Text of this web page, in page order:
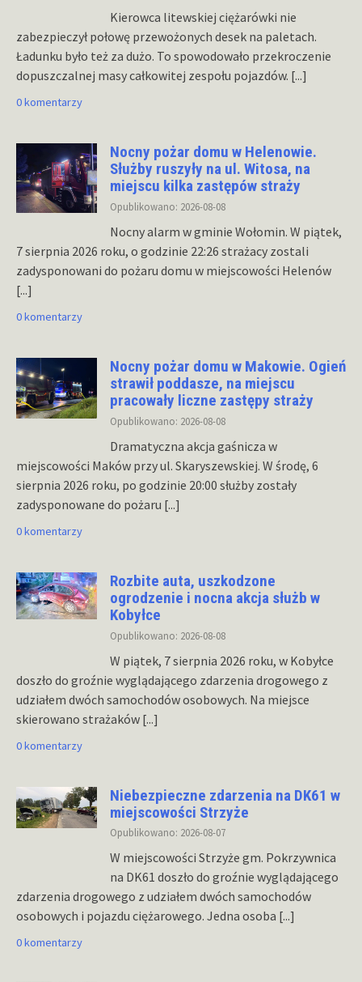
Kierowca litewskiej ciężarówki nie
zabezpieczył połowę przewożonych desek na paletach.
Ładunku było też za dużo. To spowodowało przekroczenie
dopuszczalnej masy całkowitej zespołu pojazdów. [...]
0 komentarzy
Nocny pożar domu w Helenowie.
Służby ruszyły na ul. Witosa, na
miejscu kilka zastępów straży
Opublikowano: 2026-08-08
Nocny alarm w gminie Wołomin. W piątek,
7 sierpnia 2026 roku, o godzinie 22:26 strażacy zostali
zadysponowani do pożaru domu w miejscowości Helenów
[...]
0 komentarzy
Nocny pożar domu w Makowie. Ogień
strawił poddasze, na miejscu
pracowały liczne zastępy straży
Opublikowano: 2026-08-08
Dramatyczna akcja gaśnicza w
miejscowości Maków przy ul. Skaryszewskiej. W środę, 6
sierpnia 2026 roku, po godzinie 20:00 służby zostały
zadysponowane do pożaru [...]
0 komentarzy
Rozbite auta, uszkodzone
ogrodzenie i nocna akcja służb w
Kobyłce
Opublikowano: 2026-08-08
W piątek, 7 sierpnia 2026 roku, w Kobyłce
doszło do groźnie wyglądającego zdarzenia drogowego z
udziałem dwóch samochodów osobowych. Na miejsce
skierowano strażaków [...]
0 komentarzy
Niebezpieczne zdarzenia na DK61 w
miejscowości Strzyże
Opublikowano: 2026-08-07
W miejscowości Strzyże gm. Pokrzywnica
na DK61 doszło do groźnie wyglądającego
zdarzenia drogowego z udziałem dwóch samochodów
osobowych i pojazdu ciężarowego. Jedna osoba [...]
0 komentarzy